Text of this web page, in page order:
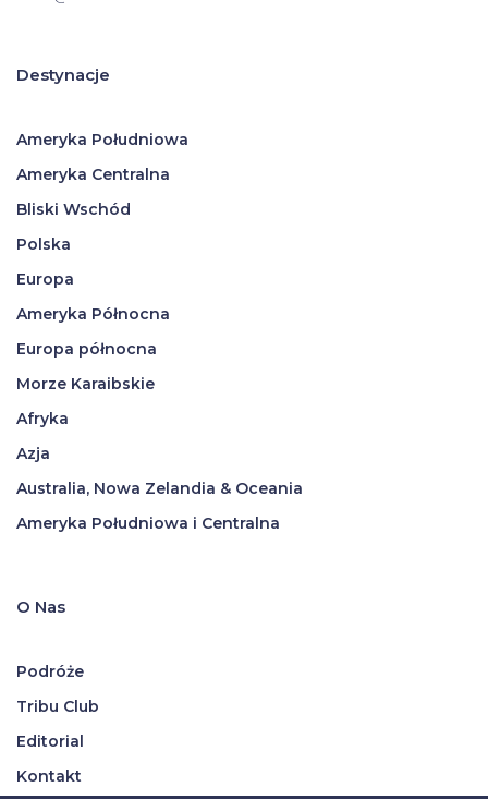
Destynacje
Ameryka Południowa
Ameryka Centralna
Bliski Wschód
Polska
Europa
Ameryka Północna
Europa północna
Morze Karaibskie
Afryka
Azja
Australia, Nowa Zelandia & Oceania
Ameryka Południowa i Centralna
O Nas
Podróże
Tribu Club
Editorial
Kontakt